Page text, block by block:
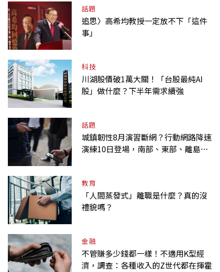
話題
追思〉高希均教授一定放不下「這件
事」
科技
川湖股價破1萬大關！「台股最純AI
股」做什麼？下半年需求續強
話題
城鎮韌性8月演習斷網？行動網路降速
演練10日登場，南部、東部、離島為
教育
「人間蒸發式」離職是什麼？真的沒
禮貌嗎？
金融
不管賺多少錢都一樣！不適用K型經
濟，調查：各種收入的Z世代都在揮霍